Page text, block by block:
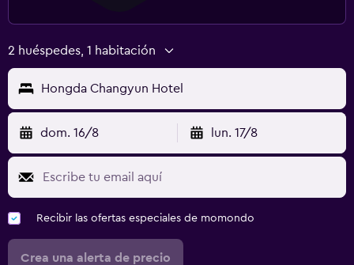
2 huéspedes, 1 habitación
Hongda Changyun Hotel
dom. 16/8 lun. 17/8
Recibir las ofertas especiales de momondo
Crea una alerta de precio